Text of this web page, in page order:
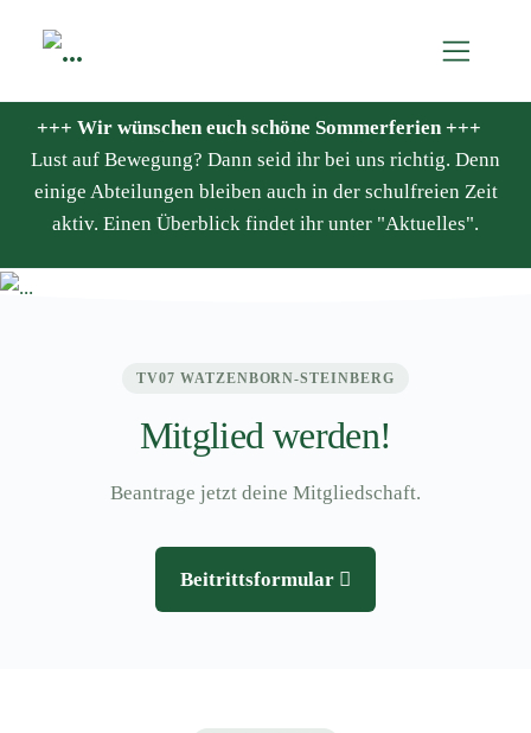
+++ Wir wünschen euch schöne Sommerferien +++
Lust auf Bewegung? Dann seid ihr bei uns richtig. Denn
einige Abteilungen bleiben auch in der schulfreien Zeit
aktiv. Einen Überblick findet ihr unter "Aktuelles".
TV07 WATZENBORN-STEINBERG
Mitglied werden!
Beantrage jetzt deine Mitgliedschaft.
Beitrittsformular